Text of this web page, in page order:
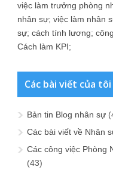
việc làm trưởng phòng
nhân sự; việc làm nhân
sự; cách tính lương;
Cách làm KPI;
Các bài viết của tôi
Bản tin Blog nhân sự
Các bài viết về Nhân
Các công việc Phòng
(43)